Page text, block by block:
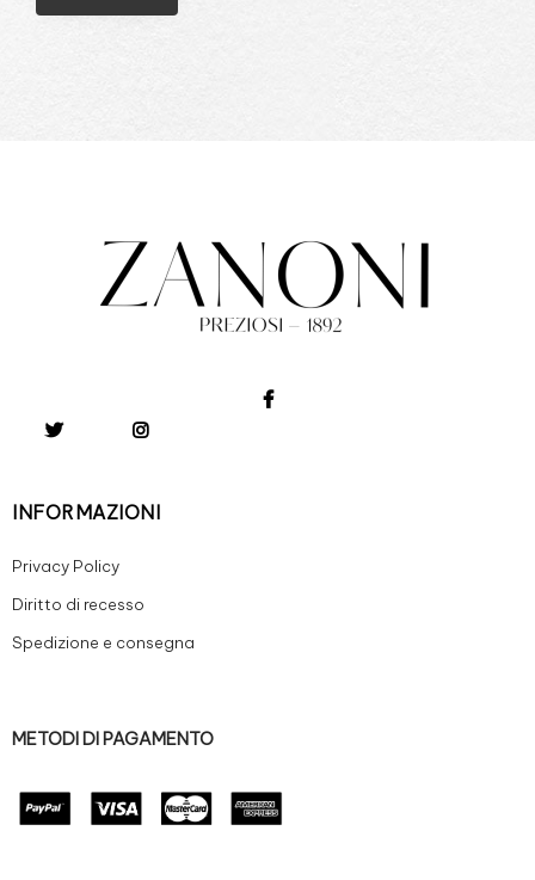
INFORMAZIONI
Privacy Policy
Diritto di recesso
Spedizione e consegna
METODI DI PAGAMENTO